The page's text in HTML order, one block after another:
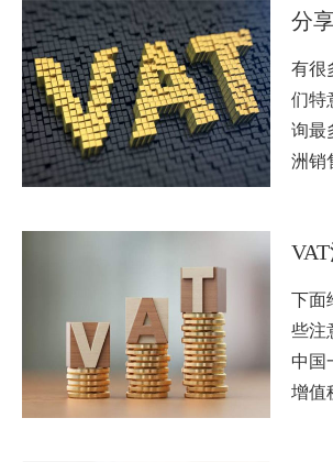
分
有很
们特
询最
洲
下面
些注
中国
增